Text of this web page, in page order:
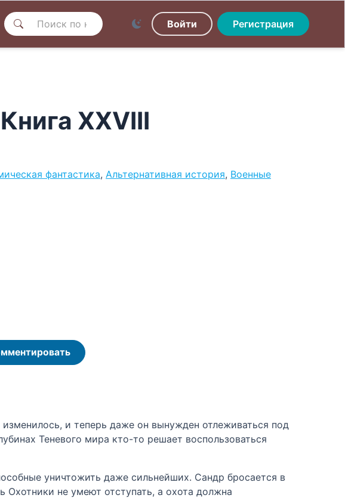
Войти Регистрация
XXVIII
фантастика, Альтернативная история, Военные
и теперь даже он вынужден отлеживаться под
Теневого мира кто-то решает воспользоваться
уничтожить даже сильнейших. Сандр бросается в
Охотники не умеют отступать, а охота должна